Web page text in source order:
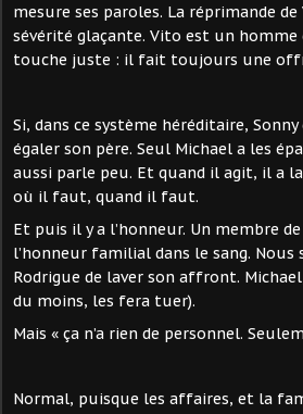
mesure ses paroles. La réprimande
sévérité glaçante. Vito est un homme
touche juste : il fait toujours une
Si, dans ce système héréditaire,
égaler son père. Seul Michael a les
aussi parle peu. Et quand il agit, il a
où il faut, quand il faut.
Et puis il y a l’honneur. Un membre
l’honneur familial dans le sang.
Rodrigue de laver son affront.
du moins, les fera tuer).
Mais « ça n’a rien de personnel.
Normal, puisque les affaires, et la